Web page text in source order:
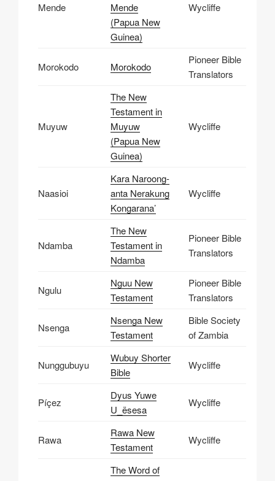
Mende
Mende
(Papua New
Guinea)
Wycliffe
Morokodo Morokodo
Pioneer Bible
Translators
Muyuw
The New
Testament in
Muyuw
(Papua New
Guinea)
Wycliffe
Naasioi
Kara Naroong-
anta Nerakung
Kongarana’
Wycliffe
Ndamba
The New
Testament in
Ndamba
Pioneer Bible
Translators
Ngulu
Nguu New
Testament
Pioneer Bible
Translators
Nsenga
Nsenga New
Testament
Bible Society
of Zambia
Nunggubuyu
Wubuy Shorter
Bible
Wycliffe
Píçez
Dyus Yuwe
U_ësesa
Wycliffe
Rawa
Rawa New
Testament
Wycliffe
The Word of